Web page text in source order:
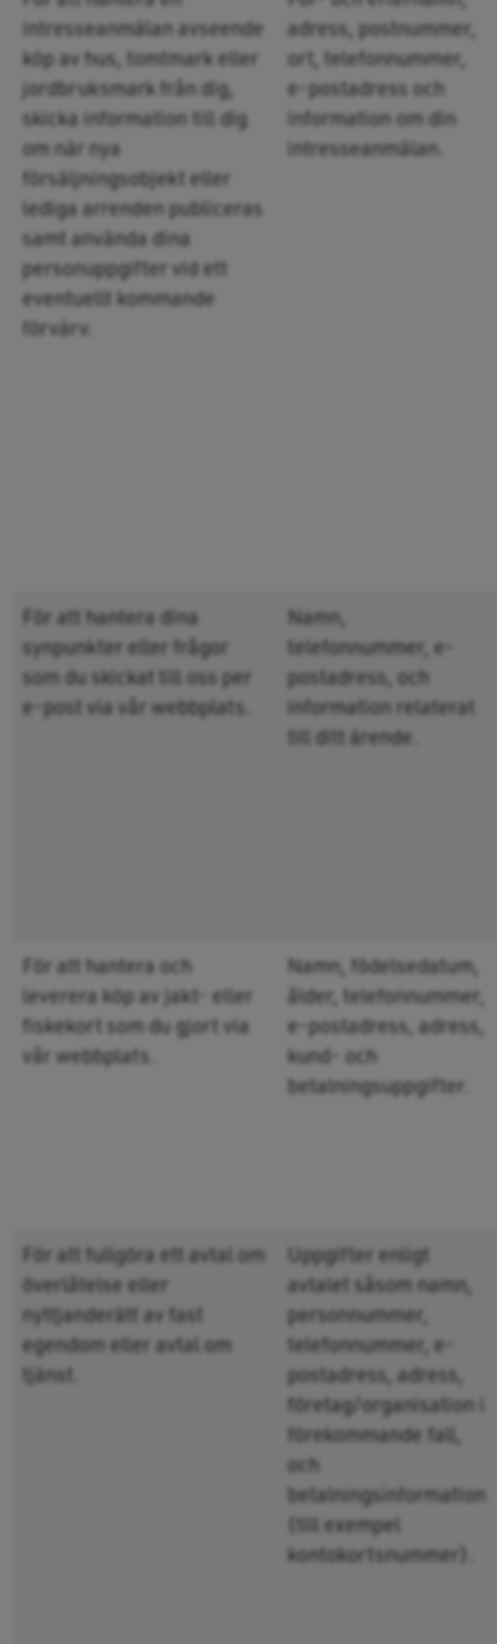
intresseanmälan avseende
köp av hus, tomtmark eller
jordbruksmark från dig,
skicka information till dig
om när nya
försäljningsobjekt eller
lediga arrenden publiceras
samt använda dina
personuppgifter vid ett
eventuellt kommande
förvärv.
adress, postnummer,
ort, telefonnummer,
e-postadress och
information om din
intresseanmälan.
För att hantera dina
synpunkter eller frågor
som du skickat till oss per
e-post via vår webbplats.
Namn,
telefonnummer, e-
postadress, och
information relaterat
till ditt ärende.
För att hantera och
leverera köp av jakt- eller
fiskekort som du gjort via
vår webbplats.
Namn, födelsedatum,
ålder, telefonnummer,
e-postadress, adress,
kund- och
betalningsuppgifter.
För att fullgöra ett avtal om
överlåtelse eller
nyttjanderätt av fast
egendom eller avtal om
tjänst.
Uppgifter enligt
avtalet såsom namn,
personnummer,
telefonnummer, e-
postadress, adress,
företag/organisation i
förekommande fall,
och
betalningsinformation
(till exempel
kontokortsnummer).